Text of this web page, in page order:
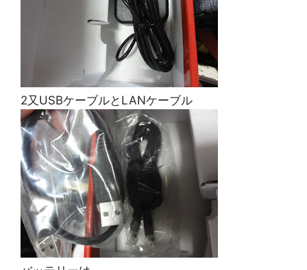
2又USBケーブルとLANケーブル